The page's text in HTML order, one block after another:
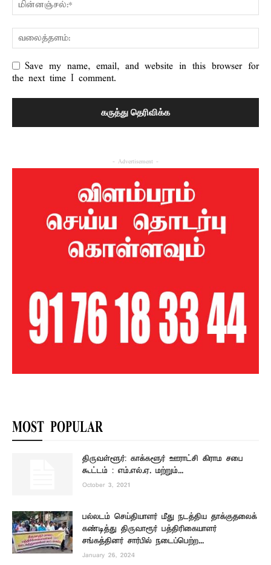
Save my name, email, and website in this browser for
the next time I comment.
- Advertisement -
MOST POPULAR
திருவள்ளூர்: காக்களூர் ஊராட்சி கிராம சபை
கூட்டம் : எம்.எல்.ஏ. மற்றும்...
October 3, 2021
பல்லடம் செய்தியாளர் மீது நடத்திய தாக்குதலைக்
கண்டித்து திருவாரூர் பத்திரிகையாளர்
சங்கத்தினர் சார்பில் நடைப்பெற்ற...
January 26, 2024